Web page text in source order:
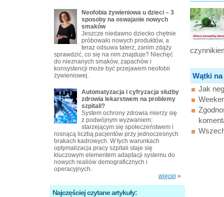
Wątki
Jak
Neofobia żywieniowa u dzieci – 3
sposoby na oswajanie nowych
smaków
Jeszcze niedawno dziecko chętnie
próbowało nowych produktów, a
teraz odsuwa talerz, zanim zdąży
sprawdzić, co się na nim znajduje? Niechęć
do nieznanych smaków, zapachów i
konsystencji może być przejawem neofobii
żywieniowej.
Automatyzacja i cyfryzacja służby
zdrowia lekarstwem na problemy
szpitali?
System ochrony zdrowia mierzy się
z podwójnym wyzwaniem:
starzejącym się społeczeństwem i
rosnącą liczbą pacjentów przy jednoczesnych
brakach kadrowych. W tych warunkach
optymalizacja pracy szpitali staje się
kluczowym elementem adaptacji systemu do
nowych realiów demograficznych i
operacyjnych.
więcej »
Najczęściej czytane artykuły: